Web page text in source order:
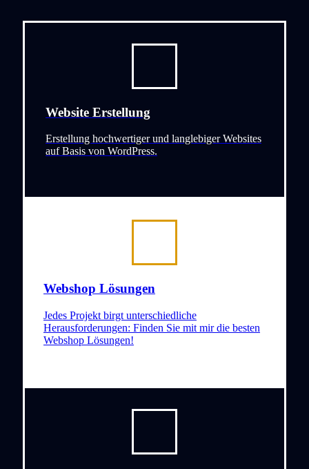
Website Erstellung
Erstellung hochwertiger und langlebiger Websites
auf Basis von WordPress.
Webshop Lösungen
Jedes Projekt birgt unterschiedliche
Herausforderungen: Finden Sie mit mir die besten
Webshop Lösungen!